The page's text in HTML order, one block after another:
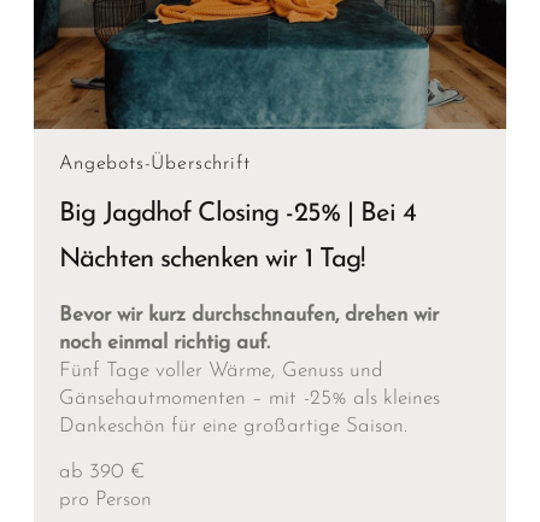
Angebots-Überschrift
Big Jagdhof Closing -25% | Bei 4
Nächten schenken wir 1 Tag!
Bevor wir kurz durchschnaufen, drehen wir
noch einmal richtig auf.
Fünf Tage voller Wärme, Genuss und
Gänsehautmomenten – mit -25% als kleines
Dankeschön für eine großartige Saison.
ab 390 €
pro Person